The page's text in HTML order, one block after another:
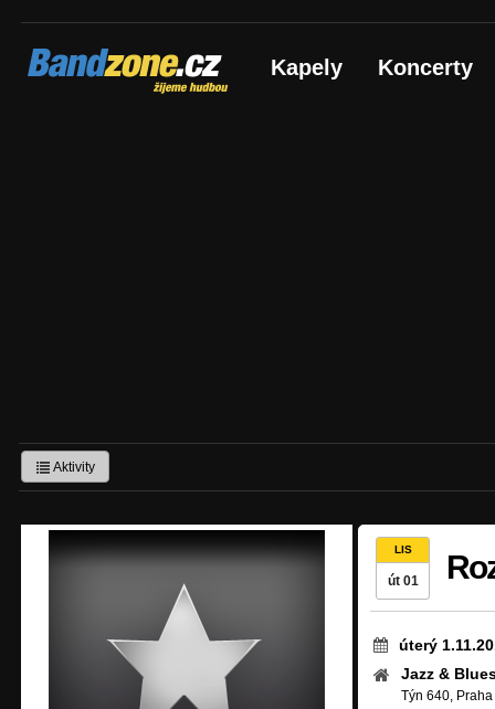
Bandzone.cz
žijeme hudbou Kapely Koncerty
Aktivity
LIS
út 01
úterý
Jazz &
Týn 640,